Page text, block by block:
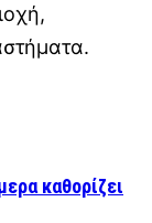
καθορίζει